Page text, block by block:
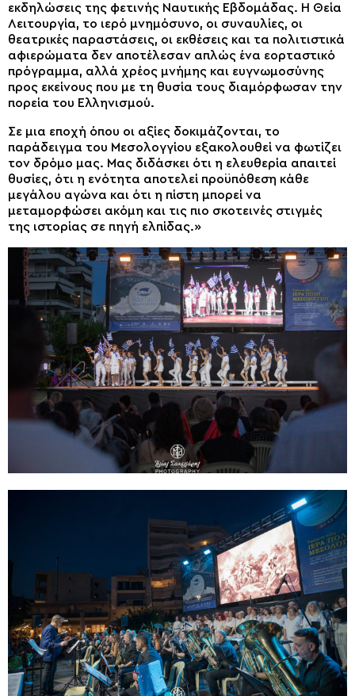
εκδηλώσεις της φετινής Ναυτικής Εβδομάδας. Η Θεία
Λειτουργία, το ιερό μνημόσυνο, οι συναυλίες, οι
θεατρικές παραστάσεις, οι εκθέσεις και τα πολιτιστικά
αφιερώματα δεν αποτέλεσαν απλώς ένα εορταστικό
πρόγραμμα, αλλά χρέος μνήμης και ευγνωμοσύνης
προς εκείνους που με τη θυσία τους διαμόρφωσαν την
πορεία του Ελληνισμού.
Σε μια εποχή όπου οι αξίες δοκιμάζονται, το
παράδειγμα του Μεσολογγίου εξακολουθεί να φωτίζει
τον δρόμο μας. Μας διδάσκει ότι η ελευθερία απαιτεί
θυσίες, ότι η ενότητα αποτελεί προϋπόθεση κάθε
μεγάλου αγώνα και ότι η πίστη μπορεί να
μεταμορφώσει ακόμη και τις πιο σκοτεινές στιγμές
της ιστορίας σε πηγή ελπίδας.»